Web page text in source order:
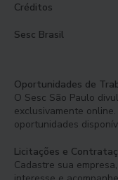
Créditos
Sesc Brasil
Oportunidades de
O Sesc São Paulo
exclusivamente
oportunidades
Licitações e
Cadastre sua